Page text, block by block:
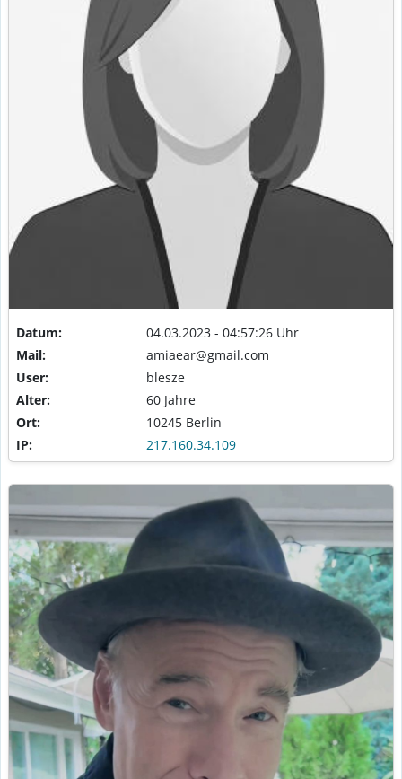
Datum:
04.03.2023 - 04:57:26 Uhr
Mail:
amiaear@gmail.com
User:
blesze
Alter:
60 Jahre
Ort:
10245 Berlin
IP:
217.160.34.109